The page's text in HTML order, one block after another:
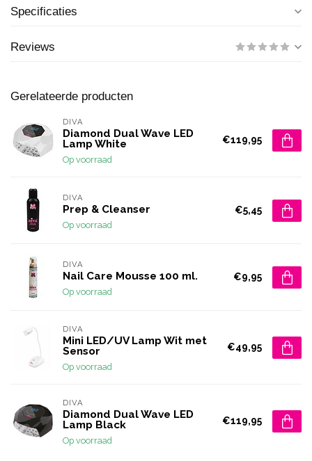
Specificaties
Reviews
Gerelateerde producten
DIVA
Diamond Dual Wave LED
Lamp White
Op voorraad
€119,95
DIVA
Prep & Cleanser
Op voorraad
€5,45
DIVA
Nail Care Mousse 100 ml.
Op voorraad
€9,95
DIVA
Mini LED/UV Lamp Wit met
Sensor
Op voorraad
€49,95
DIVA
Diamond Dual Wave LED
Lamp Black
Op voorraad
€119,95